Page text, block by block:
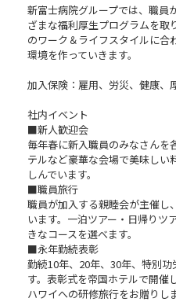
新富士病院グループでは、職員
ざまな福利厚生プログラムを取
のワーク＆ライフスタイルに合
環境を作っていきます。
加入保険：雇用、労災、健康、
社内イベント
■新人歓迎会
毎年春に新入職員のみなさんを
テルなど豪華な会場で美味しい
しんでいます。
■職員旅行
職員が加入する親睦会が主催し
います。一泊ツアー・日帰りツ
きなコースを選べます。
■永年勤続表彰
勤続10年、20年、30年、特別
す。表彰式を帝国ホテルで開催
ハワイへの研修旅行をお贈りしま